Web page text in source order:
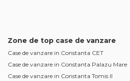
Zone de top case de vanzare
Case de vanzare in Constanta CET
Case de vanzare in Constanta Palazu Mare
Case de vanzare in Constanta Tomis II